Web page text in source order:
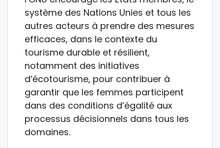
système des Nations Unies et tous les
autres acteurs à prendre des mesures
efficaces, dans le contexte du
tourisme durable et résilient,
notamment des initiatives
d’écotourisme, pour contribuer à
garantir que les femmes participent
dans des conditions d’égalité aux
processus décisionnels dans tous les
domaines.